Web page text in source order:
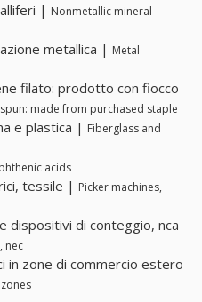
| Nonmetallic mineral
metallica | Metal
filato: prodotto con fiocco
made from purchased staple
e plastica | Fiberglass and
acids
tessile | Picker machines,
dispositivi di conteggio, nca
nec
in zone di commercio estero